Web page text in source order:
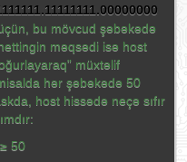
bu mövcud şəbəkədə
məqsədi isə host
müxtəlif
hər şəbəkədə 50
host hissədə neçə sıfır
50